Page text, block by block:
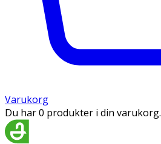
Varukorg
Du har 0 produkter i din varukorg.